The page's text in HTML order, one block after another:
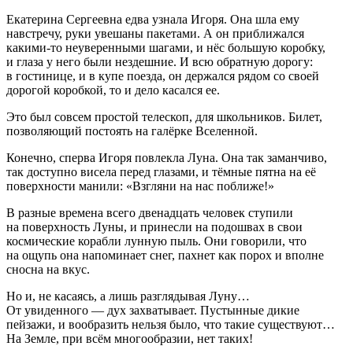
Екатерина Сергеевна едва узнала Игоря. Она шла ему
навстречу, руки увешаны пакетами. А он приближался
какими-то неуверенными шагами, и нёс большую коробку,
и глаза у него были нездешние. И всю обратную дорогу:
в гостинице, и в купе поезда, он держался рядом со своей
дорогой коробкой, то и дело касался ее.
Это был совсем простой телескоп, для школьников. Билет,
позволяющий постоять на галёрке Вселенной.
Конечно, сперва Игоря повлекла Луна. Она так заманчиво,
так доступно висела перед глазами, и тёмные пятна на её
поверхности манили: «Взгляни на нас поближе!»
В разные времена всего двенадцать человек ступили
на поверхность Луны, и принесли на подошвах в свои
космические корабли лунную пыль. Они говорили, что
на ощупь она напоминает снег, пахнет как порох и вполне
сносна на вкус.
Но и, не касаясь, а лишь разглядывая Луну…
От увиденного — дух захватывает. Пустынные дикие
пейзажи, и вообразить нельзя было, что такие существуют…
На Земле, при всём многообразии, нет таких!